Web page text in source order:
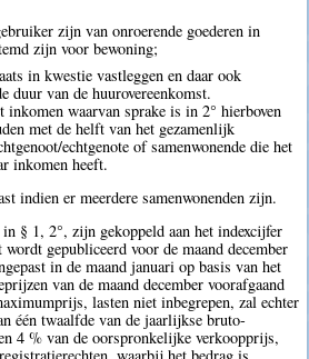
zijn van onroerende goederen in
zijn voor bewoning;
in kwestie vastleggen en daar ook
duur van de huurovereenkomst.
inkomen waarvan sprake is in 2° hierboven
met de helft van het gezamenlijk
echtgenote of samenwonende die het
inkomen heeft.
indien er meerdere samenwonenden zijn.
§ 1, 2°, zijn gekoppeld aan het indexcijfer
gepubliceerd voor de maand december
in de maand januari op basis van het
van de maand december voorafgaand
lasten niet inbegrepen, zal echter
één twaalfde van de jaarlijkse bruto-
4 % van de oorspronkelijke verkoopprijs,